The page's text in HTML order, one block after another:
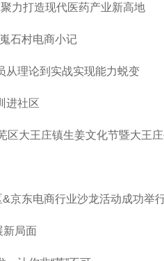
力打造现代医药产业新高地
石村电商小记
从理论到实战实现能力蜕变
进社区
区大王庄镇生姜文化节暨大王
&京东电商行业沙龙活动成功举
新局面